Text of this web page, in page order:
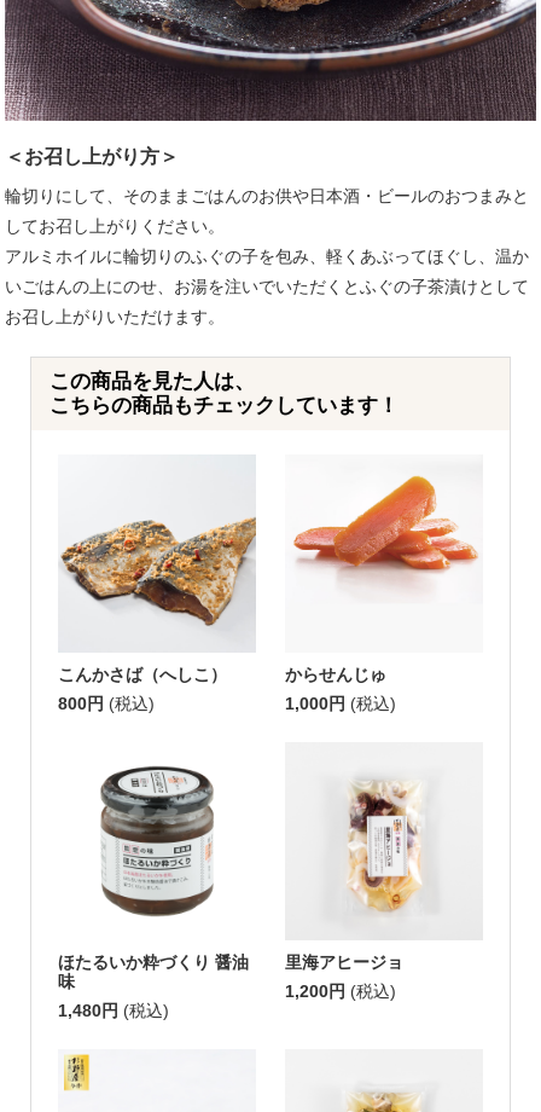
＜お召し上がり方＞
輪切りにして、そのままごはんのお供や日本酒・ビールのおつまみと
してお召し上がりください。
アルミホイルに輪切りのふぐの子を包み、軽くあぶってほぐし、温か
いごはんの上にのせ、お湯を注いでいただくとふぐの子茶漬けとして
お召し上がりいただけます。
この商品を見た人は、
こちらの商品もチェックしています！
こんかさば（へしこ）
800円 (税込)
からせんじゅ
1,000円 (税込)
ほたるいか粋づくり 醤油
味
1,480円 (税込)
里海アヒージョ
1,200円 (税込)